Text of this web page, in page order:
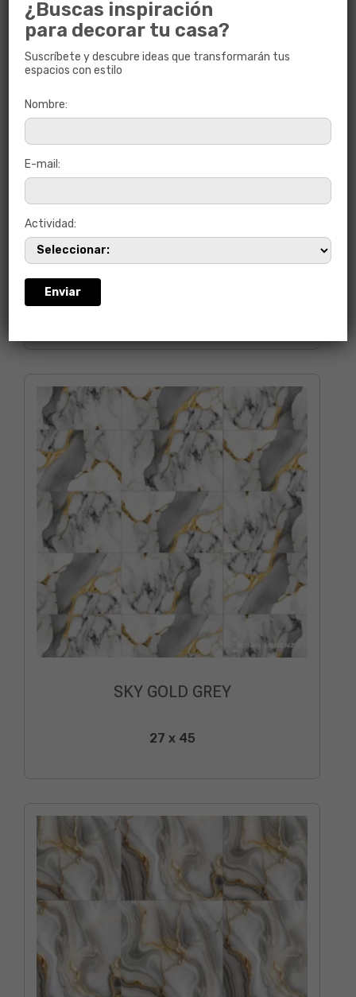
GARIBALDI GRIS ULTRABRI RECT
SKY GOLD GREY
27 x 45
¿Buscas inspiración
para decorar tu casa?
Suscríbete y descubre ideas que transformarán tus
espacios con estilo
Nombre:
E-mail:
Actividad: